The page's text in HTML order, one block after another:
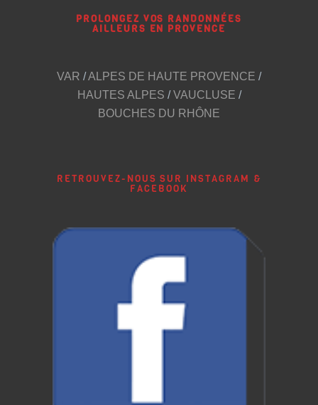
PROLONGEZ VOS RANDONNÉES
AILLEURS EN PROVENCE
VAR /ALPES DE HAUTE PROVENCE /
HAUTES ALPES /VAUCLUSE /
BOUCHES DU RHÔNE
RETROUVEZ-NOUS SUR INSTAGRAM &
FACEBOOK